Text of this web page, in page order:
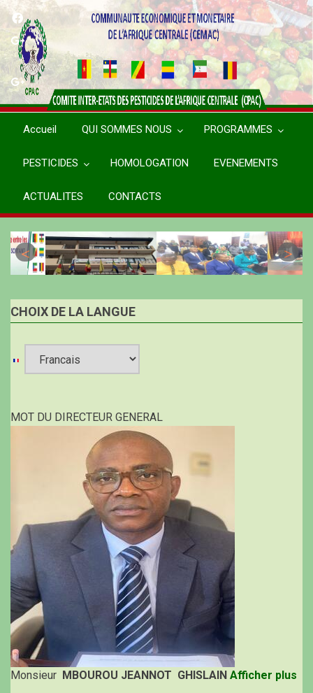
Aller
contenu
principal
Accueil QUI SOMMES NOUS PROGRAMMES
PESTICIDES HOMOLOGATION EVENEMENTS
ACTUALITES CONTACTS
CHOIX DE LA LANGUE
language
MOT DU DIRECTEUR GENERAL
Monsieur MBOUROU JEANNOT GHISLAIN Afficher plus